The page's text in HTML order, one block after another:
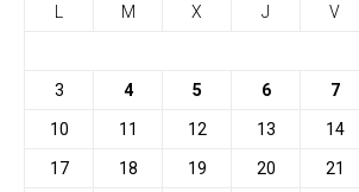
L M X J V
3 4 5 6 7
10 11 12 13 14
17 18 19 20 21